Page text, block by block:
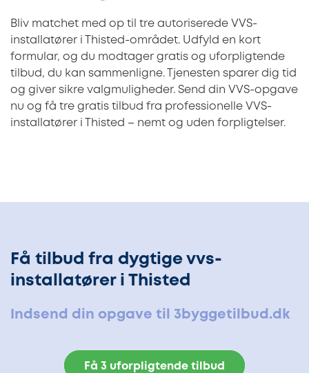
Bliv matchet med op til tre autoriserede VVS-
installatører i Thisted-området. Udfyld en kort
formular, og du modtager gratis og uforpligtende
tilbud, du kan sammenligne. Tjenesten sparer dig tid
og giver sikre valgmuligheder. Send din VVS-opgave
nu og få tre gratis tilbud fra professionelle VVS-
installatører i Thisted – nemt og uden forpligtelser.
Få tilbud fra dygtige vvs-
installatører i Thisted
Indsend din opgave til 3byggetilbud.dk
Få 3 uforpligtende tilbud